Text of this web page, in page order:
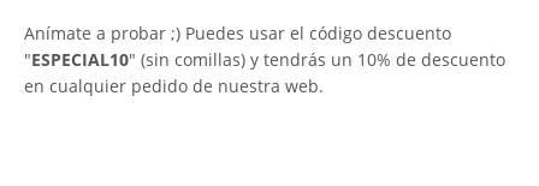
Anímate a probar ;) Puedes usar el código descuento
"ESPECIAL10" (sin comillas) y tendrás un 10% de descuento
en cualquier pedido de nuestra web.